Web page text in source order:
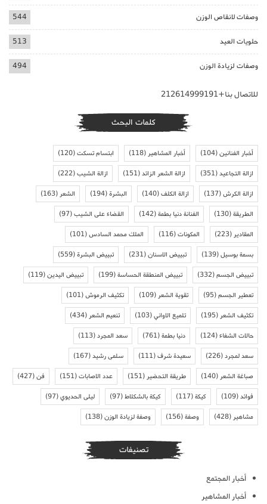
وصفات لانقاص الوزن 544
حلويات العيد 513
وصفات لزيادة الوزن 494
للاتصال بنا+212614999191
كلمات البحث
أخبار الفنانين(104) أخبار المشاهير(118) ابتسام تسكت(120)
ازالة التجاعيد(351) ازالة الشعر الزائد(151) ازالة الشيب(222)
ازالة الكرش(137) ازالة الكلف(140) البشرة(194) الشعر(163)
الطريقة(130) الفنانة دنيا بطمة(142) القضاء على الشيب(97)
المقادير(223) المكونات(116) الملك محمد السادس(101)
بسمة بوسيل(139) تبييض الاسنان(231) تبييض البشرة(559)
تبييض الجسم(332) تبييض المنطقة الحساسة(199) تبييض اليدين(119)
تعطير الجسم(95) تقوية الشعر(109) تكثيف الرموش(101)
تكثيف الشعر(195) تلميع الاواني(103) تنعيم الشعر(434)
حالات الشفاء(124) دنيا بطمة(761) سعد المجرد(113)
سعد لمجرد(226) سعيدة شرف(111) سلمى رشيد(167)
صباغة الشعر(140) طريقة التحضير(151) عدد الاصابات(151) فن(427)
فوائد(109) كيكة(117) كيكة بالشكلاط(97) ليلى الحديوي(97)
مشاهير(428) وصفة(156) وصفة لزيادة الوزن(138)
تصنيفات
أخبار المجتمع
أخبار المشاهير